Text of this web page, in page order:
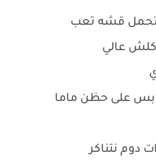
قشه تعب
كلش عالي
على حظن ماما
دوم نتناكر